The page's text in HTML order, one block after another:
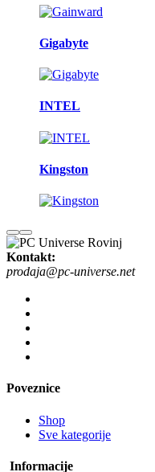
Gigabyte
INTEL
Kingston
Kontakt:
prodaja@pc-universe.net
Poveznice
Shop
Sve kategorije
Informacije